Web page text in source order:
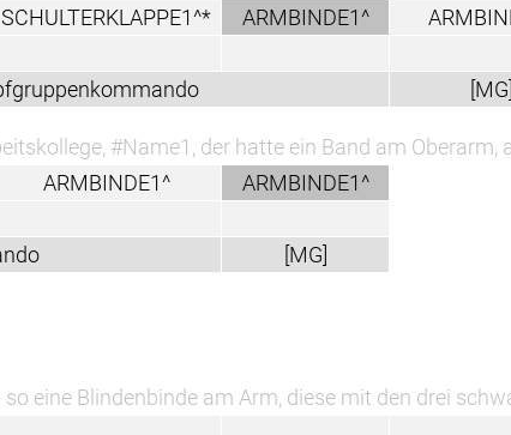
SCHULTERKLAPPE1^* ARMBINDE1^
[MG]
#Name1, der hatte ein Band am
ARMBINDE1^
ARMBINDE1^
[MG]
eine Blindenbinde am Arm, diese mit den drei